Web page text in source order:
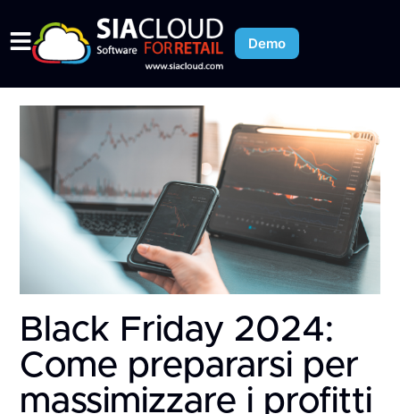
Demo
Black Friday 2024:
Come prepararsi per
massimizzare i profitti